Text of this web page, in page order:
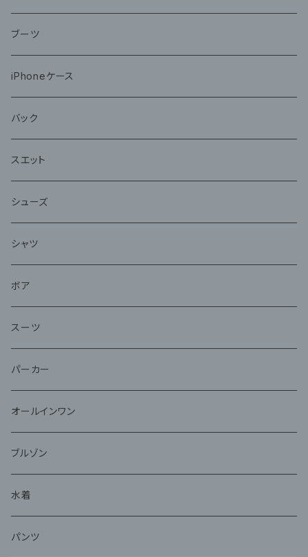
ブーツ
iPhoneケース
バック
スエット
シューズ
シャツ
ボア
スーツ
パーカー
オールインワン
ブルゾン
水着
パンツ